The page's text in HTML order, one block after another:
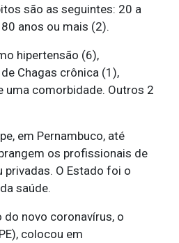
são as seguintes: 20 a
anos ou mais (2).
hipertensão (6),
Chagas crônica (1),
uma comorbidade. Outros 2
em Pernambuco, até
os profissionais de
privadas. O Estado foi o
saúde.
novo coronavírus, o
colocou em